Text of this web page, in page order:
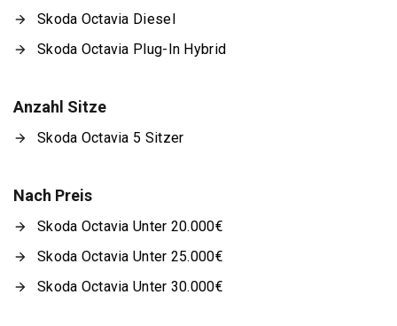
Skoda Octavia Diesel
Skoda Octavia Plug-In Hybrid
Anzahl Sitze
Skoda Octavia 5 Sitzer
Nach Preis
Skoda Octavia Unter 20.000€
Skoda Octavia Unter 25.000€
Skoda Octavia Unter 30.000€